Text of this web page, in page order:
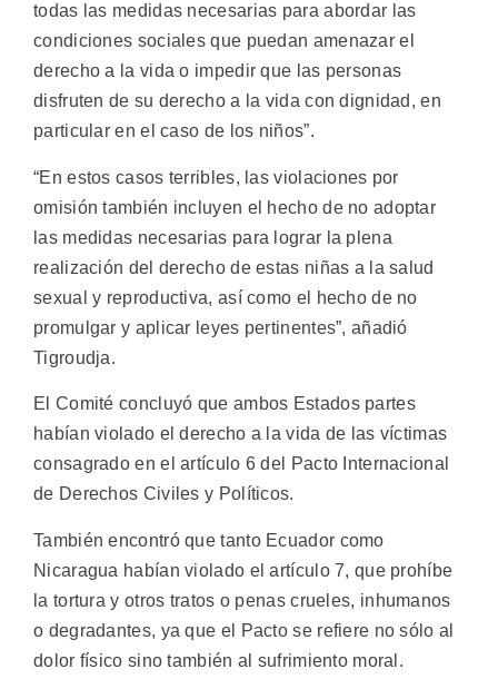
todas las medidas necesarias para abordar las
condiciones sociales que puedan amenazar el
derecho a la vida o impedir que las personas
disfruten de su derecho a la vida con dignidad, en
particular en el caso de los niños”.
“En estos casos terribles, las violaciones por
omisión también incluyen el hecho de no adoptar
las medidas necesarias para lograr la plena
realización del derecho de estas niñas a la salud
sexual y reproductiva, así como el hecho de no
promulgar y aplicar leyes pertinentes”, añadió
Tigroudja.
El Comité concluyó que ambos Estados partes
habían violado el derecho a la vida de las víctimas
consagrado en el artículo 6 del Pacto Internacional
de Derechos Civiles y Políticos.
También encontró que tanto Ecuador como
Nicaragua habían violado el artículo 7, que prohíbe
la tortura y otros tratos o penas crueles, inhumanos
o degradantes, ya que el Pacto se refiere no sólo al
dolor físico sino también al sufrimiento moral.